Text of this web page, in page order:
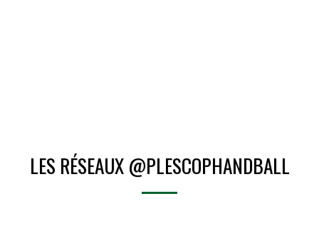
LES RÉSEAUX @PLESCOPHANDBALL